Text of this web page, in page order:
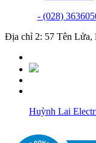
- (028)
Địa chỉ 2: 57 Tên Lửa,
Huỳnh Lai